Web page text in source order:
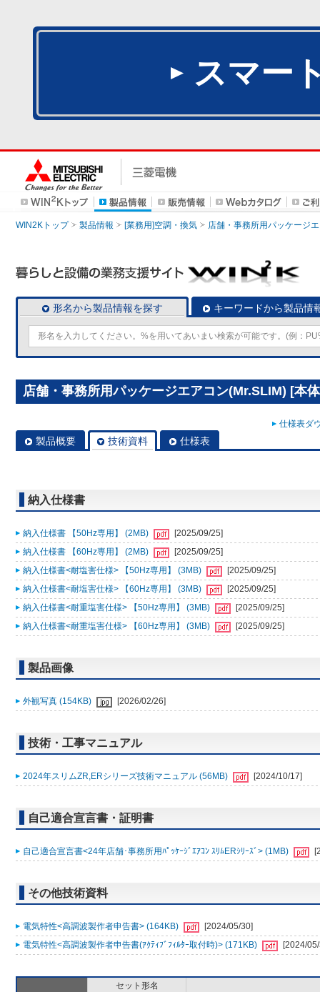
スマー
WIN2Kトップ 製品情報 [業務用]空調・換気 店舗・事務所用パッケージ
形名から製品情報を探す キーワードから製品情
店舗・事務所用パッケージエアコン(Mr.SLIM) [本
仕様表ダ
製品概要 技術資料 仕様表
納入仕様書
納入仕様書 【50Hz専用】 (2MB)
[2025/09/25]
納入仕様書 【60Hz専用】 (2MB)
[2025/09/25]
納入仕様書<耐塩害仕様> 【50Hz専用】 (3MB)
[2025/09/25]
納入仕様書<耐塩害仕様> 【60Hz専用】 (3MB)
[2025/09/25]
納入仕様書<耐重塩害仕様> 【50Hz専用】 (3MB)
[2025/09/25]
納入仕様書<耐重塩害仕様> 【60Hz専用】 (3MB)
[2025/09/25]
製品画像
外観写真 (154KB) [2026/02/26]
技術・工事マニュアル
2024年スリムZR,ERシリーズ技術マニュアル (56MB) [2024/10/17]
自己適合宣言書・証明書
自己適合宣言書<24年店舗･事務所用ﾊﾟｯｹｰｼﾞｴｱｺﾝ ｽﾘﾑERｼﾘｰｽﾞ> (1MB)
その他技術資料
電気特性<高調波製作者申告書> (164KB)
[2024/05/30]
電気特性<高調波製作者申告書(ｱｸﾃｨﾌﾞﾌｨﾙﾀｰ取付時)> (171KB)
[2024/
セット形名